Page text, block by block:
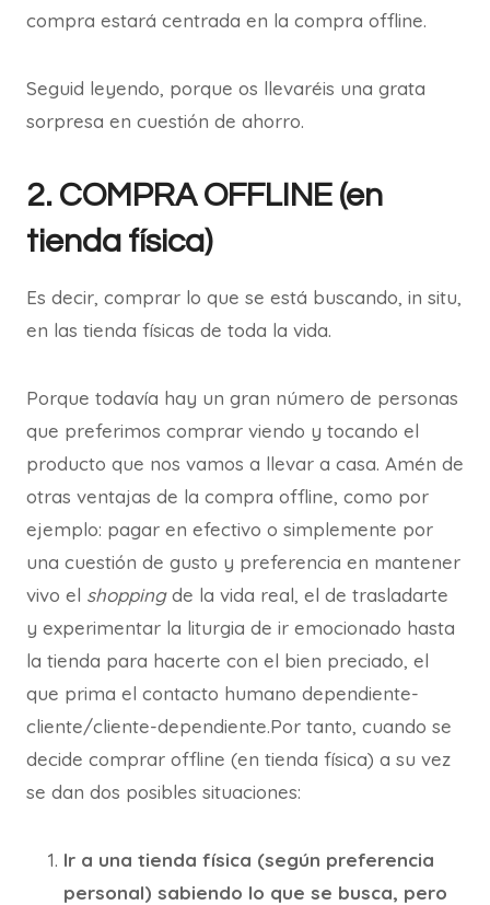
compra estará centrada en la compra offline.
Seguid leyendo, porque os llevaréis una grata
sorpresa en cuestión de ahorro.
2. COMPRA OFFLINE (en
tienda física)
Es decir, comprar lo que se está buscando, in situ,
en las tienda físicas de toda la vida.
Porque todavía hay un gran número de personas
que preferimos comprar viendo y tocando el
producto que nos vamos a llevar a casa. Amén de
otras ventajas de la compra offline, como por
ejemplo: pagar en efectivo o simplemente por
una cuestión de gusto y preferencia en mantener
vivo el shoppingde la vida real, el de trasladarte
y experimentar la liturgia de ir emocionado hasta
la tienda para hacerte con el bien preciado, el
que prima el contacto humano dependiente-
cliente/cliente-dependiente.Por tanto, cuando se
decide comprar offline (en tienda física) a su vez
se dan dos posibles situaciones:
Ir a una tienda física (según preferencia
personal) sabiendo lo que se busca, pero